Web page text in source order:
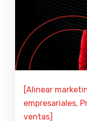
[Alinear
empresariales,
ventas]